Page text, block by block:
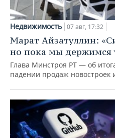
Недвижимость 07 авг, 17:32
Марат Айзатуллин:
но пока мы держимся
Глава Минстроя РТ — об
падении продаж новостроек